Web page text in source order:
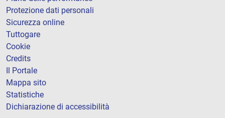
Protezione dati personali
Sicurezza online
Tuttogare
Cookie
Credits
Il Portale
Mappa sito
Statistiche
Dichiarazione di accessibilità